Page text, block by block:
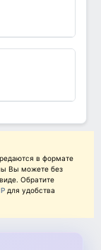
в формате
Вы можете без
Обратите
для удобства